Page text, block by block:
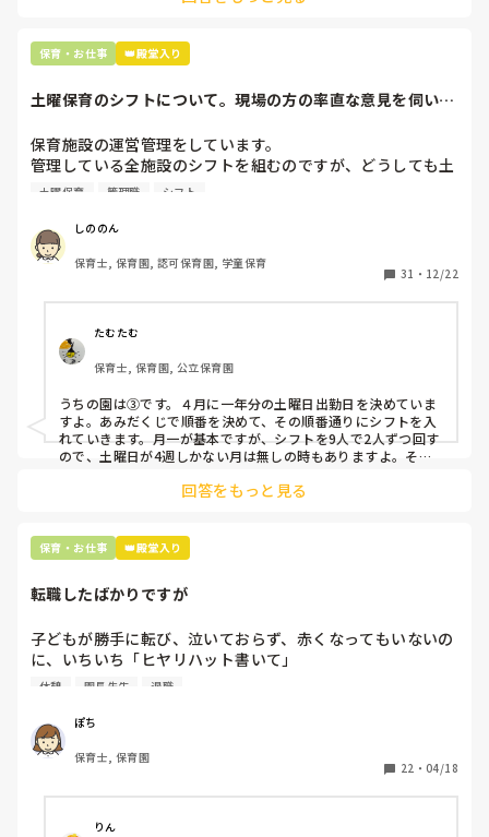
辞めることは逃げ、と、過去辞めた人も何年も言われ続けて
います
保育・お仕事 👑殿堂入り
土曜保育のシフトについて。現場の方の率直な意見を伺いた
保育施設の運営管理をしています。
管理している全施設のシフトを組むのですが、どうしても土
曜保育だけは入れる方が少なく、いつも苦労しています。
て入職しているはずですが、いざ勤務が始まると一日も土曜
出勤が出来ない方ばかりです。
①土曜日の希望休は2日まで、と制限をかける
②毎月、必ず土曜保育に入ることのできる日を1日だけピッ
クアップしてもらう
③仮シフトが出た時、土曜出勤が難しければ自身で代わりの
人を交渉して見つけてもらう
上記のいずれかの対策を取り入れることを考えています。
土曜保育 管理職 シフト
しののん
保育士, 保育園, 認可保育園, 学童保育
31 ・ 12/22
たむたむ
保育士, 保育園, 公立保育園
うちの園は③です。４月に一年分の土曜日出勤日を決めていま
すよ。あみだくじで順番を決めて、その順番通りにシフトを入
れていきます。月一が基本ですが、シフトを9人で2人ずつ回す
ので、土曜日が4週しかない月は無しの時もありますよ。その
て貰い、主任に報告してます。
回答をもっと見る
保育・お仕事 👑殿堂入り
転職したばかりですが
子どもが勝手に転び、泣いておらず、赤くなってもいないの
に、いちいち「ヒヤリハット書いて」
と書かされ
（そう言う本人は書かない）
しかも、上司に↑この内容でも
ちゃんと考えて対策を練って書き込むようにと。
呼ばれて一緒に対策を考えさせられること多数
休憩 園長先生 退職
ぽち
保育士, 保育園
22 ・ 04/18
りん